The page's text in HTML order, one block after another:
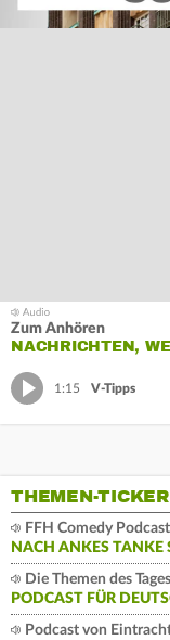
Zum Anhören
NACHRICHTEN,
1:15 V-Tipps
THEMEN-TICKER
FFH Comedy Podcast
NACH ANKES TANKE
Die Themen des Tages
PODCAST FÜR
Podcast von